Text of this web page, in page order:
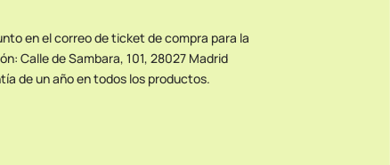
en el correo de ticket de compra para la
Calle de Sambara, 101, 28027 Madrid
de un año en todos los productos.